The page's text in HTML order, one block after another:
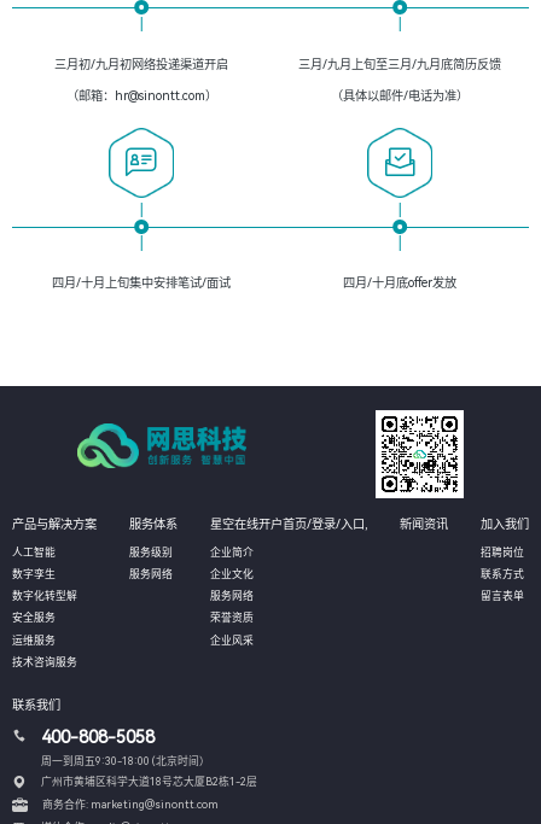
三月初/九月初网络投递渠道开启
（邮箱：hr@sinontt.com）
三月/九月上旬至三月/九月底简历反馈
（具体以邮件/电话为准）
四月/十月上旬集中安排笔试/面试 四月/十月底offer发放
产品与解决方案
人工智能
数字孪生
数字化转型解
安全服务
运维服务
技术咨询服务
服务体系
服务级别
服务网络
星空在线开户首页/登录/入口,
企业简介
企业文化
服务网络
荣誉资质
企业风采
新闻资讯 加入我们
招聘岗位
联系方式
留言表单
联系我们
400-808-5058
周一到周五9:30-18:00 (北京时间）
广州市黄埔区科学大道18号芯大厦B2栋1-2层
商务合作: marketing@sinontt.com